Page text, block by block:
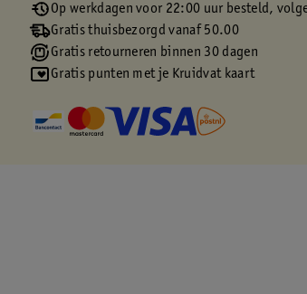
Op werkdagen voor 22:00 uur besteld,
Gratis thuisbezorgd vanaf 50.00
Gratis retourneren binnen 30 dagen
Gratis punten met je Kruidvat kaart